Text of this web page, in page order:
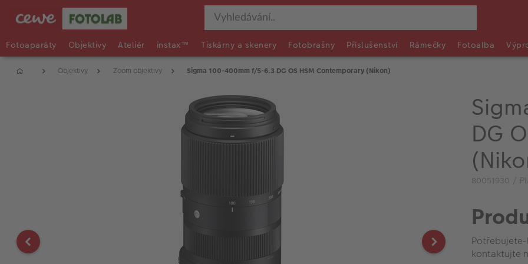
Fotoaparáty Objektivy Ateliér instax™ Tiskárny a skenery Fotobrašny Příslušenství Rámečky Fotoalba
Objektivy Zoom objektivy Sigma 100-400mm f/5-6.3 DG OS HSM Contemporary (Nikon)
DG
80051930 /
kontaktujte